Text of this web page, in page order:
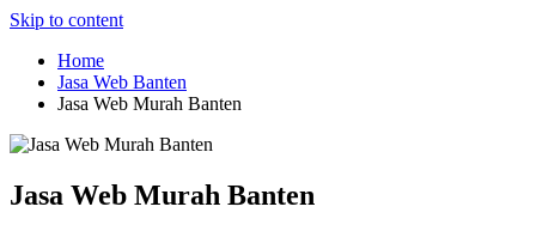
Skip to content
Home
Jasa Web Banten
Jasa Web Murah Banten
Jasa Web Murah Banten